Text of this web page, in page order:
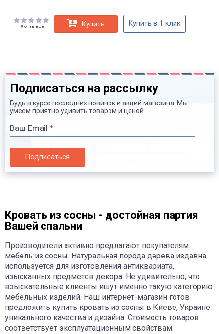
0 отзывов Купить Купить в 1 клик
Подписаться на рассылку
Будь в курсе последних новинок и акций магазина. Мы
умеем приятно удивить товаром и ценой.
Ваш Email *
Подписаться
Кровать из сосны - достойная партия
Вашей спальни
Производители активно предлагают покупателям
мебель из сосны. Натуральная порода дерева издавна
используется для изготовления антиквариата,
изысканных предметов декора. Не удивительно, что
взыскательные клиенты ищут именно такую категорию
мебельных изделий. Наш интернет-магазин готов
предложить купить кровать из сосны в Киеве, Украине
уникального качества и дизайна. Стоимость товаров
соответствует эксплуатационным свойствам.